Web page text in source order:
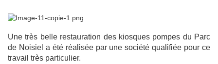
Une très belle restauration des kiosques pompes du Parc
de Noisiel a été réalisée par une société qualifiée pour ce
travail très particulier.